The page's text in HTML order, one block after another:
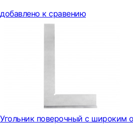
добавлено к сравению
Угольник поверочный с широким